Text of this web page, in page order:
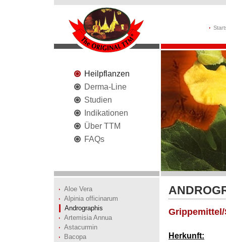
Heilpflanzen
Derma-Line
Studien
Indikationen
Über TTM
FAQs
Aloe Vera
Alpinia officinarum
Andrographis
Artemisia Annua
Astacurmin
Bacopa
Herkunft: